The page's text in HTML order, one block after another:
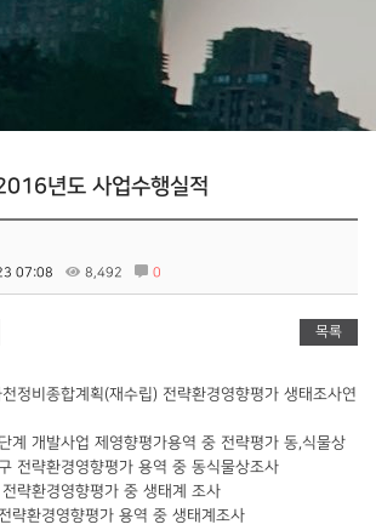
년도 사업수행실적
07:08 8,492 0
목록
정비종합계획(재수립) 전략환경영향평가 생태조사연
계 개발사업 제영향평가용역 중 전략평가 동,식물상
전략환경영향평가 용역 중 동식물상조사
략환경영향평가 중 생태계 조사
략환경영향평가 용역 중 생태계조사